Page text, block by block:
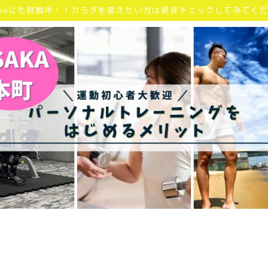
にも挑戦中！！カラダを変えたい方は是非チェックしてみてく